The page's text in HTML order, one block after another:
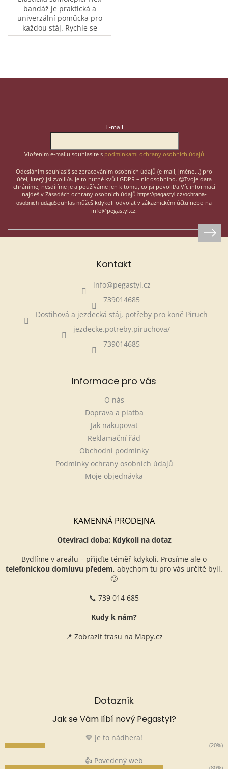
bandáž je praktická a
univerzální pomůcka pro
každou stáj. Rychle se
nasazuje, drží sama od sebe
E-mail
Vložením e-mailu souhlasíte s podmínkami ochrany osobních údajů
Odesláním souhlasíš se zpracováním osobních údajů (e-mail, jméno...) pro
účel, který jsi zvolil/a. Je to nutné kvůli GDPR – nic osobního. 😊Tvoje data
chráníme, nesdílíme je a používáme jen k tomu, co jsi povolil/a.Víc informací
najdeš v Zásadách ochrany osobních údajů https://pegastyl.cz/ochrana-
osobnich-udajuSouhlas můžeš kdykoli odvolat v zákaznickém účtu nebo na
info@pegastyl.cz.
Kontakt
info@pegastyl.cz
739014685
Dostihová a jezdecká stáj, potřeby pro koně Piruch
jezdecke.potreby.piruchova/
739014685
Informace pro vás
O nás
Doprava a platba
Jak nakupovat
Reklamační řád
Obchodní podmínky
Podmínky ochrany osobních údajů
Moje objednávka
KAMENNÁ PRODEJNA
Otevírací doba: Kdykoli na dotaz
Bydlíme v areálu – přijďte téměř kdykoli. Prosíme ale o
telefonickou domluvu předem, abychom tu pro vás určitě byli.
🙂
📞 739 014 685
Kudy k nám?
📍 Zobrazit trasu na Mapy.cz
Dotazník
Jak se Vám líbí nový Pegastyl?
🧡 Je to nádhera!
(20%)
👍 Povedený web